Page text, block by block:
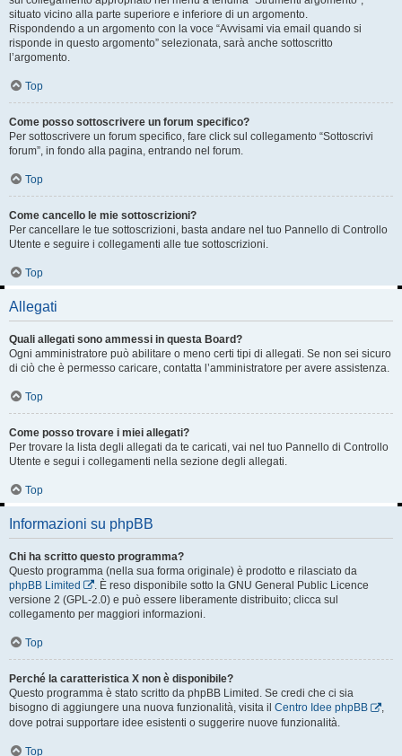
situato vicino alla parte superiore e inferiore di un argomento.
Rispondendo a un argomento con la voce “Avvisami via email quando si
risponde in questo argomento” selezionata, sarà anche sottoscritto
l’argomento.
Top
Come posso sottoscrivere un forum specifico?
Per sottoscrivere un forum specifico, fare click sul collegamento “Sottoscrivi
forum”, in fondo alla pagina, entrando nel forum.
Top
Come cancello le mie sottoscrizioni?
Per cancellare le tue sottoscrizioni, basta andare nel tuo Pannello di Controllo
Utente e seguire i collegamenti alle tue sottoscrizioni.
Top
Allegati
Quali allegati sono ammessi in questa Board?
Ogni amministratore può abilitare o meno certi tipi di allegati. Se non sei sicuro
di ciò che è permesso caricare, contatta l’amministratore per avere assistenza.
Top
Come posso trovare i miei allegati?
Per trovare la lista degli allegati da te caricati, vai nel tuo Pannello di Controllo
Utente e segui i collegamenti nella sezione degli allegati.
Top
Informazioni su phpBB
Chi ha scritto questo programma?
Questo programma (nella sua forma originale) è prodotto e rilasciato da
phpBB Limited
. È reso disponibile sotto la GNU General Public Licence
versione 2 (GPL-2.0) e può essere liberamente distribuito; clicca sul
collegamento per maggiori informazioni.
Top
Perché la caratteristica X non è disponibile?
Questo programma è stato scritto da phpBB Limited. Se credi che ci sia
bisogno di aggiungere una nuova funzionalità, visita il Centro Idee phpBB
,
dove potrai supportare idee esistenti o suggerire nuove funzionalità.
Top